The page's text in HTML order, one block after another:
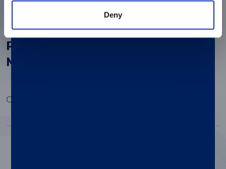
Deny
Finding the Match: 40 Antibody
Resources for xMAP
Multiplex Immunoassays
Open Preview